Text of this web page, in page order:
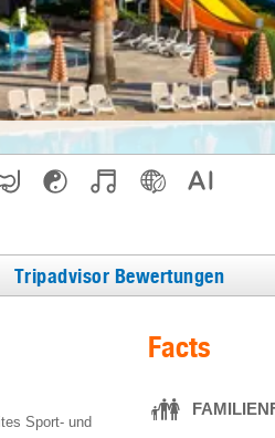
Tripadvisor Bewertungen
Sport- und
Facts